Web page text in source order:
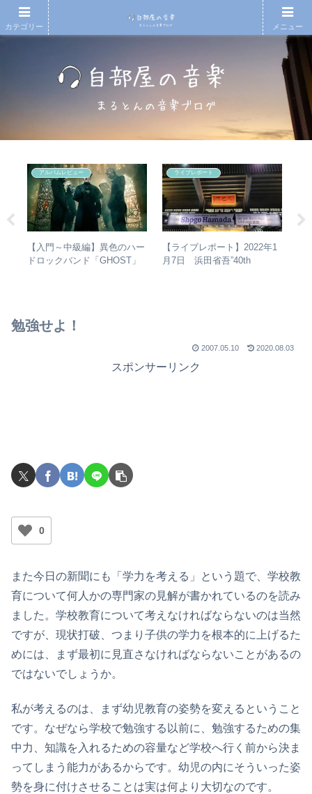
アルバムレビュー
【入門～中級編】異色のハー
ドロックバンド「GHOST」
ライブレポート
【ライブレポート】2022年1
月7日 浜田省吾”40th
勉強せよ！
2007.05.10 2020.08.03
スポンサーリンク
0
また今日の新聞にも「学力を考える」という題で、学校教
育について何人かの専門家の見解が書かれているのを読み
ました。学校教育について考えなければならないのは当然
ですが、現状打破、つまり子供の学力を根本的に上げるた
めには、まず最初に見直さなければならないことがあるの
ではないでしょうか。
私が考えるのは、まず幼児教育の姿勢を変えるということ
です。なぜなら学校で勉強する以前に、勉強するための集
中力、知識を入れるための容量など学校へ行く前から決ま
ってしまう能力があるからです。幼児の内にそういった姿
勢を身に付けさせることは実は何より大切なのです。
カテゴリー メニュー